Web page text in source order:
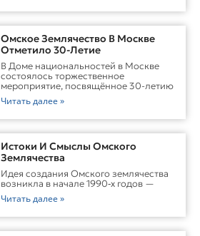
Омское Землячество В Москве
Отметило 30-Летие
В Доме национальностей в Москве
состоялось торжественное
мероприятие, посвящённое 30-летию
Читать далее »
Истоки И Смыслы Омского
Землячества
Идея создания Омского землячества
возникла в начале 1990‑х годов —
Читать далее »